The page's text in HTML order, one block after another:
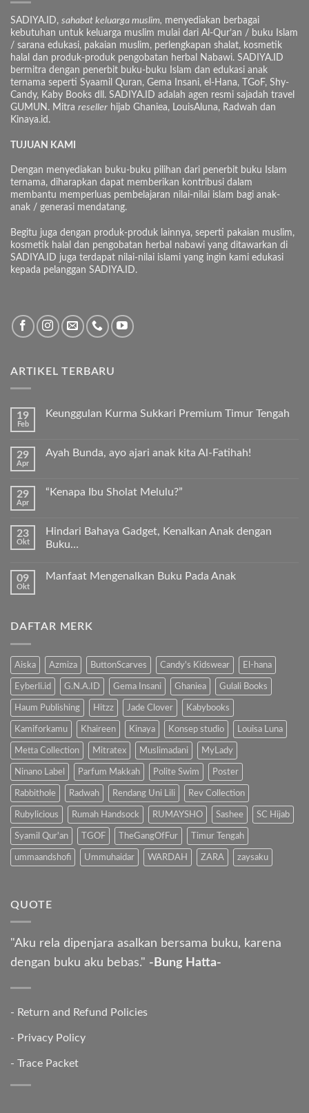
SADIYA.ID, sahabat keluarga muslim, menyediakan berbagai
kebutuhan untuk keluarga muslim mulai dari Al-Qur’an / buku Islam
/ sarana edukasi, pakaian muslim, perlengkapan shalat, kosmetik
halal dan produk-produk pengobatan herbal Nabawi. SADIYA.ID
bermitra dengan penerbit buku-buku Islam dan edukasi anak
ternama seperti Syaamil Quran, Gema Insani, el-Hana, TGoF, Shy-
Candy, Kaby Books dll. SADIYA.ID adalah agen resmi sajadah travel
GUMUN. Mitra reseller hijab Ghaniea, LouisAluna, Radwah dan
Kinaya.id.
TUJUAN KAMI
Dengan menyediakan buku-buku pilihan dari penerbit buku Islam
ternama, diharapkan dapat memberikan kontribusi dalam
membantu memperluas pembelajaran nilai-nilai islam bagi anak-
anak / generasi mendatang.
Begitu juga dengan produk-produk lainnya, seperti pakaian muslim,
kosmetik halal dan pengobatan herbal nabawi yang ditawarkan di
SADIYA.ID juga terdapat nilai-nilai islami yang ingin kami edukasi
kepada pelanggan SADIYA.ID.
ARTIKEL TERBARU
19
Feb
Keunggulan Kurma Sukkari Premium Timur Tengah
pada
Premium
29
Apr
Ayah Bunda, ayo ajari anak kita Al-Fatihah!
komentar
pada
ajari
anak
kita
29
Apr
“Kenapa Ibu Sholat Melulu?”
pada
“Kenapa
23
Okt
Hindari Bahaya Gadget, Kenalkan Anak dengan
Buku…
komentar
Kenalkan
Anak
09
Okt
Manfaat Mengenalkan Buku Pada Anak
Manfaat
Anak
DAFTAR MERK
Aiska Azmiza ButtonScarves Candy's Kidswear El-hana
Eyberli.id G.N.A.ID Gema Insani Ghaniea Gulali Books
Haum Publishing Hitzz Jade Clover Kabybooks
Kamiforkamu Khaireen Kinaya Konsep studio Louisa Luna
Metta Collection Mitratex Muslimadani MyLady
Ninano Label Parfum Makkah Polite Swim Poster
Rabbithole Radwah Rendang Uni Lili Rev Collection
Rubylicious Rumah Handsock RUMAYSHO Sashee SC Hijab
Syamil Qur'an TGOF TheGangOfFur Timur Tengah
ummaandshofi Ummuhaidar WARDAH ZARA zaysaku
QUOTE
"Aku rela dipenjara asalkan bersama buku, karena
dengan buku aku bebas." -Bung Hatta-
- Return and Refund Policies
- Privacy Policy
- Trace Packet